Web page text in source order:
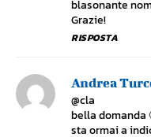
blasonante
Grazie!
RISPOSTA
Andrea
@cla
bella domanda
sta ormai a